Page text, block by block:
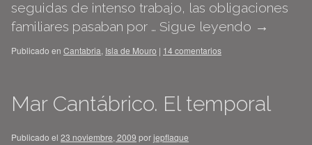
seguidas de intenso trabajo, las obligaciones
familiares pasaban por … Sigue leyendo →
Publicado en Cantabria, Isla de Mouro | 14 comentarios
Mar Cantábrico. El temporal
Publicado el 23 noviembre, 2009 porjepflaque